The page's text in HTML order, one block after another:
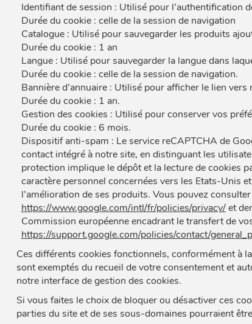
Identifiant de session : Utilisé pour l’authentification
Durée du cookie : celle de la session de navigation
Catalogue : Utilisé pour sauvegarder les produits
Durée du cookie : 1 an
Langue : Utilisé pour sauvegarder la langue dans
Durée du cookie : celle de la session de navigation.
Bannière d’annuaire : Utilisé pour afficher le lien
Durée du cookie : 1 an.
Gestion des cookies : Utilisé pour conserver vos
Durée du cookie : 6 mois.
Dispositif anti-spam : Le service reCAPTCHA de
contact intégré à notre site, en distinguant les
protection implique le dépôt et la lecture de cookies
caractère personnel concernées vers les Etats-Unis
l’amélioration de ses produits. Vous pouvez
https://www.google.com/intl/fr/policies/privacy/et
Commission européenne encadrant le transfert de
https://support.google.com/policies/contact/
Ces différents cookies fonctionnels, conformément à
sont exemptés du recueil de votre consentement et
notre interface de gestion des cookies.
Si vous faites le choix de bloquer ou désactiver ces
parties du site et de ses sous-domaines pourraient